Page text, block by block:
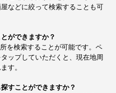
などに絞って検索することも可
ができますか？
を検索することが可能です。ペ
ップしていただくと、現在地周
す。
すことができますか？